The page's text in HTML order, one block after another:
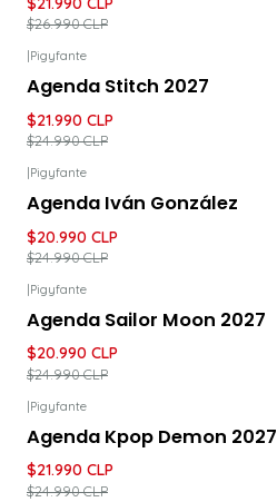
$26.990 CLP
DESCUENTO
Pigyfante
Agenda Stitch 2027
$21.990 CLP
$24.990 CLP
DESCUENTO
Pigyfante
Agenda Iván González
$20.990 CLP
$24.990 CLP
DESCUENTO
Pigyfante
Agenda Sailor Moon 2027
$20.990 CLP
$24.990 CLP
DESCUENTO
Pigyfante
Agenda Kpop Demon 2027
$21.990 CLP
$24.990 CLP